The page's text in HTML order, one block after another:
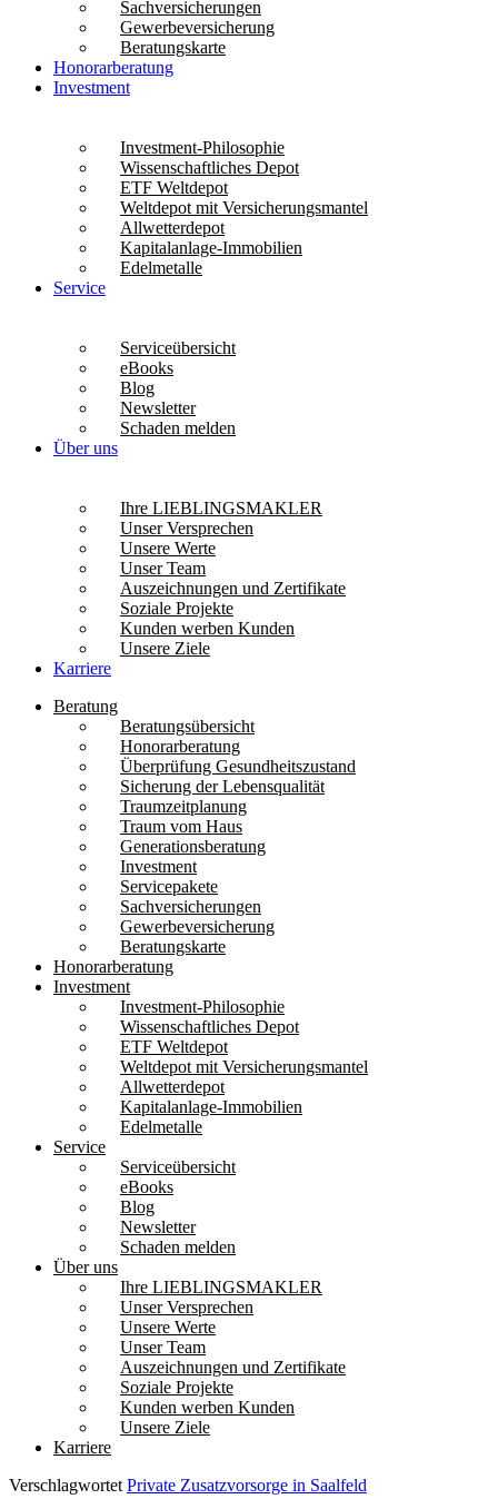
Sachversicherungen
Gewerbeversicherung
Beratungskarte
Honorarberatung
Investment
Investment-Philosophie
Wissenschaftliches Depot
ETF Weltdepot
Weltdepot mit Versicherungsmantel
Allwetterdepot
Kapitalanlage-Immobilien
Edelmetalle
Service
Serviceübersicht
eBooks
Blog
Newsletter
Schaden melden
Über uns
Ihre LIEBLINGSMAKLER
Unser Versprechen
Unsere Werte
Unser Team
Auszeichnungen und Zertifikate
Soziale Projekte
Kunden werben Kunden
Unsere Ziele
Karriere
Beratung
Beratungsübersicht
Honorarberatung
Überprüfung Gesundheitszustand
Sicherung der Lebensqualität
Traumzeitplanung
Traum vom Haus
Generationsberatung
Investment
Servicepakete
Sachversicherungen
Gewerbeversicherung
Beratungskarte
Honorarberatung
Investment
Investment-Philosophie
Wissenschaftliches Depot
ETF Weltdepot
Weltdepot mit Versicherungsmantel
Allwetterdepot
Kapitalanlage-Immobilien
Edelmetalle
Service
Serviceübersicht
eBooks
Blog
Newsletter
Schaden melden
Über uns
Ihre LIEBLINGSMAKLER
Unser Versprechen
Unsere Werte
Unser Team
Auszeichnungen und Zertifikate
Soziale Projekte
Kunden werben Kunden
Unsere Ziele
Karriere
Verschlagwortet Private Zusatzvorsorge in Saalfeld